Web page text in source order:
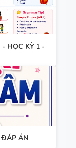
NĂNG
SỐ -
NĂM
ANH
NGỮ
PHÁP -
ANH
- HỌC KỲ
- FILE
+
- HỌC KỲ 1 -
ĐÁP ÁN